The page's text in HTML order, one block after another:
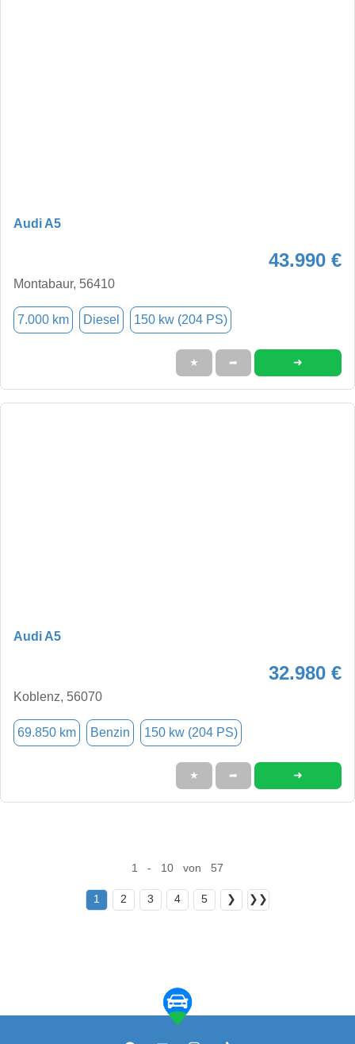
Audi A5
43.990 €
Montabaur, 56410
7.000 km Diesel 150 kw (204 PS)
★ ➦ ➜
Audi A5
32.980 €
Koblenz, 56070
69.850 km Benzin 150 kw (204 PS)
★ ➦ ➜
1 - 10 von 57
1 2 3 4 5 ❯ ❯❯